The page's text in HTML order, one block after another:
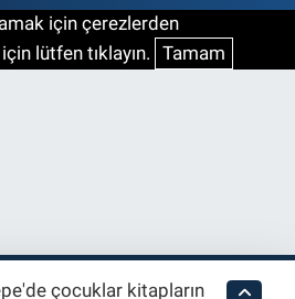
için çerezlerden
lütfen tıklayın. Tamam
çocuklar kitapların